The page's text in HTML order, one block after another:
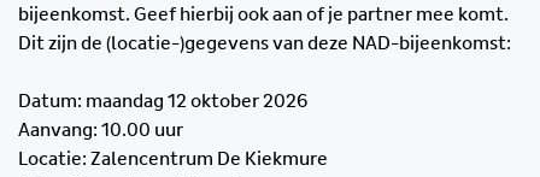
bijeenkomst. Geef hierbij ook aan of je partner mee komt.
Dit zijn de (locatie-)gegevens van deze NAD-bijeenkomst:
Datum: maandag 12 oktober 2026
Aanvang: 10.00 uur
Locatie: Zalencentrum De Kiekmure